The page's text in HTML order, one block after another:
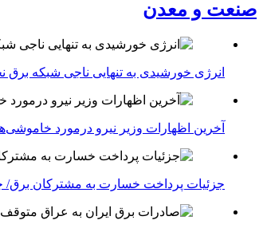
صنعت و معدن
انرژی خورشیدی به تنهایی ناجی شبکه برق
آخرین اظهارات وزیر نیرو درمورد خاموشی‌ها/معافیت ۴ استان جنوبی
جزئیات پرداخت خسارت به مشترکان برق/